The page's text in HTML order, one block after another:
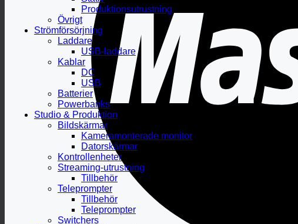
Produktionsutrustning
Övrigt
Strömförsörjning
Laddare
USB-laddare
Kablar
DC
USB
Batterier
Powerbanks
Studio & Produktion
Bildskärmar
Kameramonterade monitor
Datorskärmar
Kontrollenheter
Streaming-utrustning
Tillbehör
Teleprompter
Tillbehör
Teleprompter
Switchers